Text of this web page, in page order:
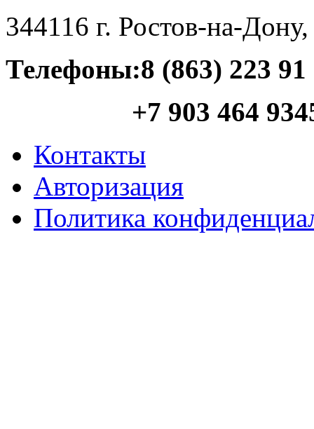
344116 г. Ростов-на-Дону
Телефоны:8 (863) 223 91
+7 903 464
Контакты
Авторизация
Политика